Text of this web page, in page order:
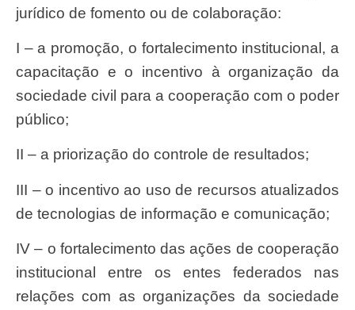
jurídico de fomento ou de colaboração:
I – a promoção, o fortalecimento institucional, a
capacitação e o incentivo à organização da
sociedade civil para a cooperação com o poder
público;
II – a priorização do controle de resultados;
III – o incentivo ao uso de recursos atualizados
de tecnologias de informação e comunicação;
IV – o fortalecimento das ações de cooperação
institucional entre os entes federados nas
relações com as organizações da sociedade